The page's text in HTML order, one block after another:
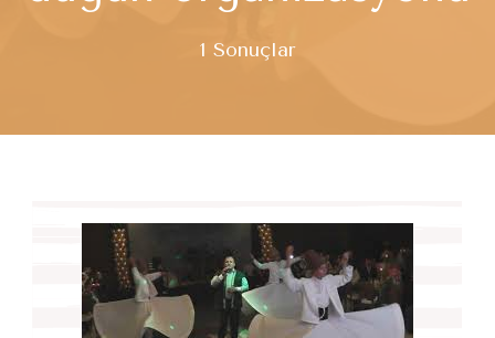
1 Sonuçlar